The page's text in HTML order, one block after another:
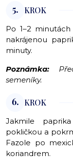
5. KROK
Po 1–2
nakrájenou
minuty.
Poznámka:
semeníky.
6. KROK
Jakmile
pokličkou a
Fazole po
koriandrem.